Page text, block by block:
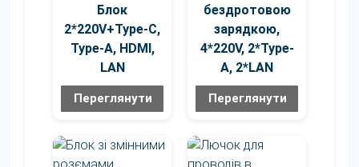
Блок
2*220V+Type-C,
Type-A, HDMI,
LAN
Переглянути
бездротовою
зарядкою,
4*220V, 2*Type-
A, 2*LAN
Переглянути